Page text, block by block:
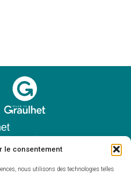
le consentement
nous utilisons des technologies telles
Graulhet
05 63 42 85 50